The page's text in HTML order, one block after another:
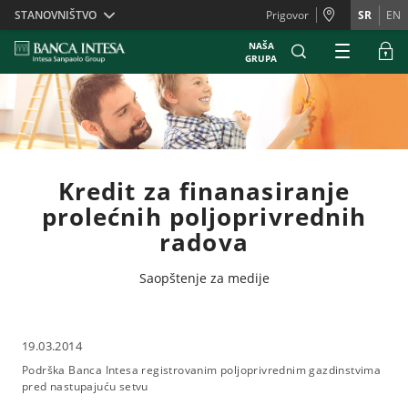
Skiplinks
STANOVNIŠTVO Prigovor SR EN
NAŠA
GRUPA
Kredit za finanasiranje
prolećnih poljoprivrednih
radova
Saopštenje za medije
19.03.2014
Podrška Banca Intesa registrovanim poljoprivrednim gazdinstvima
pred nastupajuću setvu